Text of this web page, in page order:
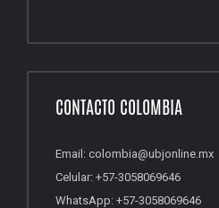
CONTACTO COLOMBIA
Email: colombia@ubjonline.mx
Celular: +57-3058069646
WhatsApp: +57-3058069646